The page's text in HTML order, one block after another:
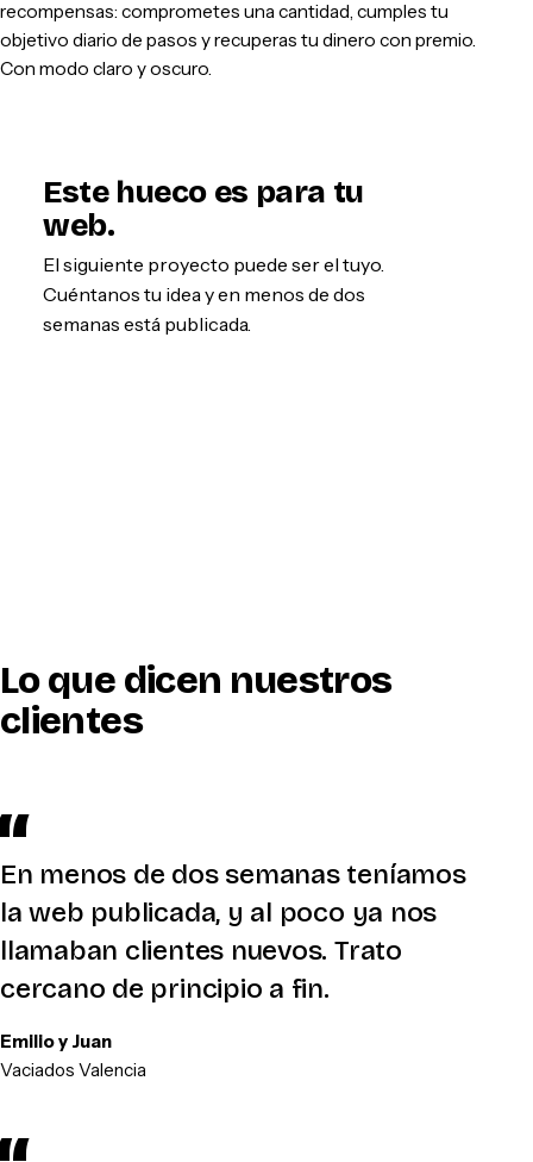
recompensas: comprometes una cantidad, cumples tu
objetivo diario de pasos y recuperas tu dinero con premio.
Con modo claro y oscuro.
Este hueco es para tu
web.
El siguiente proyecto puede ser el tuyo.
Cuéntanos tu idea y en menos de dos
semanas está publicada.
Lo que dicen nuestros
clientes
En menos de dos semanas teníamos
la web publicada, y al poco ya nos
llamaban clientes nuevos. Trato
cercano de principio a fin.
Emilio y Juan
Vaciados Valencia